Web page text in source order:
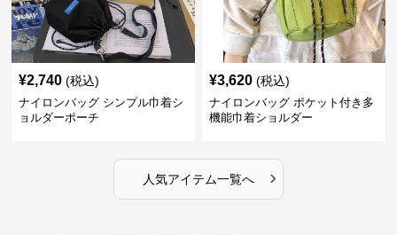
¥2,740 (税込)
ナイロンバッグ シンプル巾着シ
ョルダーポーチ
¥3,620 (税込)
ナイロンバッグ ポケット付き多
機能巾着ショルダー
人気アイテム一覧へ ›